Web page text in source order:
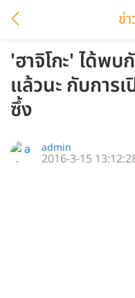
ข่
'ฮาจิโกะ' ได้พบ
แล้วนะ กับการ
ซึ้ง
admin
2016-3-15